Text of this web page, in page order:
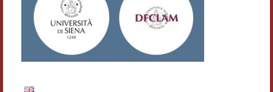
Poesia inglese postcoloniale
Comitato scientifico
Norme etiche e redazionali